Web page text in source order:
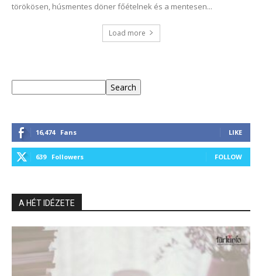
törökösen, húsmentes döner főételnek és a mentesen...
Load more
Search
16,474 Fans LIKE
639 Followers FOLLOW
A HÉT IDÉZETE